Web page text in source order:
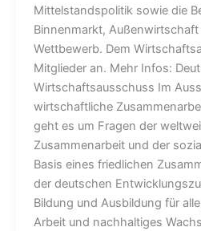
Mittelstandspolitik sowie die
Binnenmarkt,
Wettbewerb. Dem
Mitglieder an. Mehr Infos:
Wirtschaftsausschuss Im
wirtschaftliche
geht es um Fragen der
Zusammenarbeit und der
Basis eines friedlichen
der deutschen
Bildung und Ausbildung für
Arbeit und nachhaltiges